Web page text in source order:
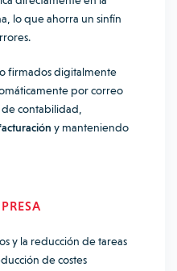
lo que ahorra un sinfín
firmados digitalmente
por correo
contabilidad,
y manteniendo
y la reducción de tareas
de costes